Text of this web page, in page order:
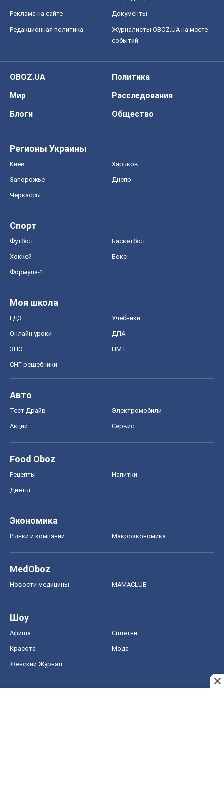
Реклама на сайте Документы
Редакционная политика
Журналисты OBOZ.UA на месте
событий
OBOZ.UA
Политика
Мир
Расследования
Блоги
Общество
Регионы Украины
Киев Харьков
Запорожье Днепр
Черкассы
Спорт
Футбол Баскетбол
Хоккей Бокс
Формула-1
Моя школа
ГДЗ Учебники
Онлайн уроки ДПА
ЗНО НМТ
СНГ решебники
Авто
Тест Драйв Электромобили
Акции Сервис
Food Oboz
Рецепты Напитки
Диеты
Экономика
Рынки и компании Mакроэкономика
MedOboz
Новости медицины MAMACLUB
Шоу
Афиша Сплетни
Красота Мода
Женский Журнал